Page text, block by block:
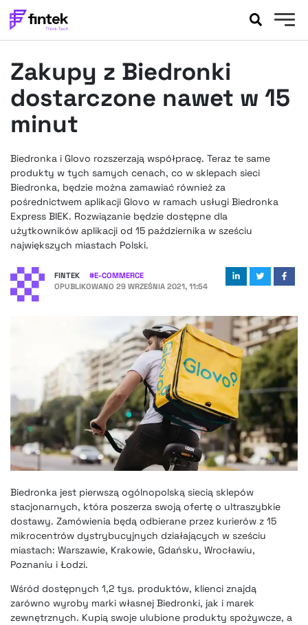
BANKOWOŚĆ
EVENTY
FELIETONY
WYWIADY
PODCASTY
FINTEKEXTRA
OKIEM EKSPERTA
Zakupy z Biedronki
dostarczone nawet w 15
minut
Biedronka i Glovo rozszerzają współpracę. Teraz te same
produkty w tych samych cenach, co w sklepach sieci
Biedronka, będzie można zamawiać również za
pośrednictwem aplikacji Glovo w ramach usługi Biedronka
Express BIEK. Rozwiązanie będzie dostępne dla
użytkowników aplikacji od 15 października w sześciu
największych miastach Polski.
FINTEK #E-COMMERCE
OPUBLIKOWANO 29 WRZEŚNIA 2021, 11:54
Biedronka jest pierwszą ogólnopolską siecią sklepów
stacjonarnych, która poszerza swoją ofertę o ultraszybkie
dostawy. Zamówienia będą odbierane przez kurierów z 15
mikrocentrów dystrybucyjnych działających w sześciu
miastach: Warszawie, Krakowie, Gdańsku, Wrocławiu,
Poznaniu i Łodzi.
Wśród dostępnych 1,2 tys. produktów, klienci znajdą
zarówno wyroby marki własnej Biedronki, jak i marek
zewnętrznych. Kupią swoje ulubione produkty spożywcze, a